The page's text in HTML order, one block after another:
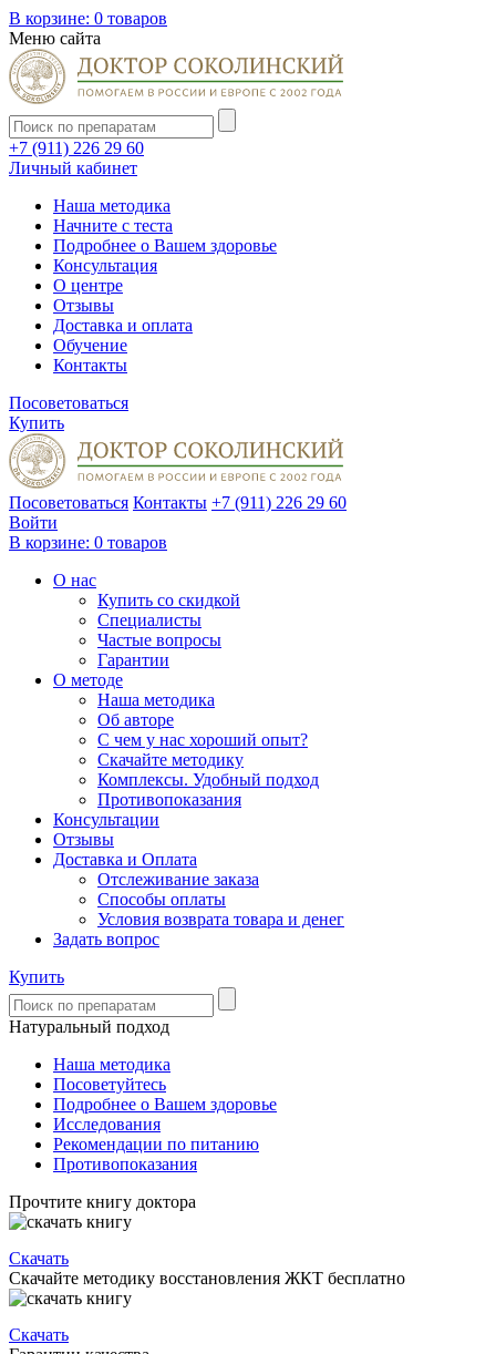
В корзине: 0 товаров
Меню сайта
+7 (911) 226 29 60
Личный кабинет
Наша методика
Начните с теста
Подробнее о Вашем здоровье
Консультация
О центре
Отзывы
Доставка и оплата
Обучение
Контакты
Посоветоваться
Купить
Посоветоваться Контакты +7 (911) 226 29 60
Войти
В корзине: 0 товаров
О нас
Купить со скидкой
Специалисты
Частые вопросы
Гарантии
О методе
Наша методика
Об авторе
С чем у нас хороший опыт?
Скачайте методику
Комплексы. Удобный подход
Противопоказания
Консультации
Отзывы
Доставка и Оплата
Отслеживание заказа
Способы оплаты
Условия возврата товара и денег
Задать вопрос
Купить
Натуральный подход
Наша методика
Посоветуйтесь
Подробнее о Вашем здоровье
Исследования
Рекомендации по питанию
Противопоказания
Прочтите книгу доктора
Скачать
Скачайте методику восстановления ЖКТ бесплатно
Скачать